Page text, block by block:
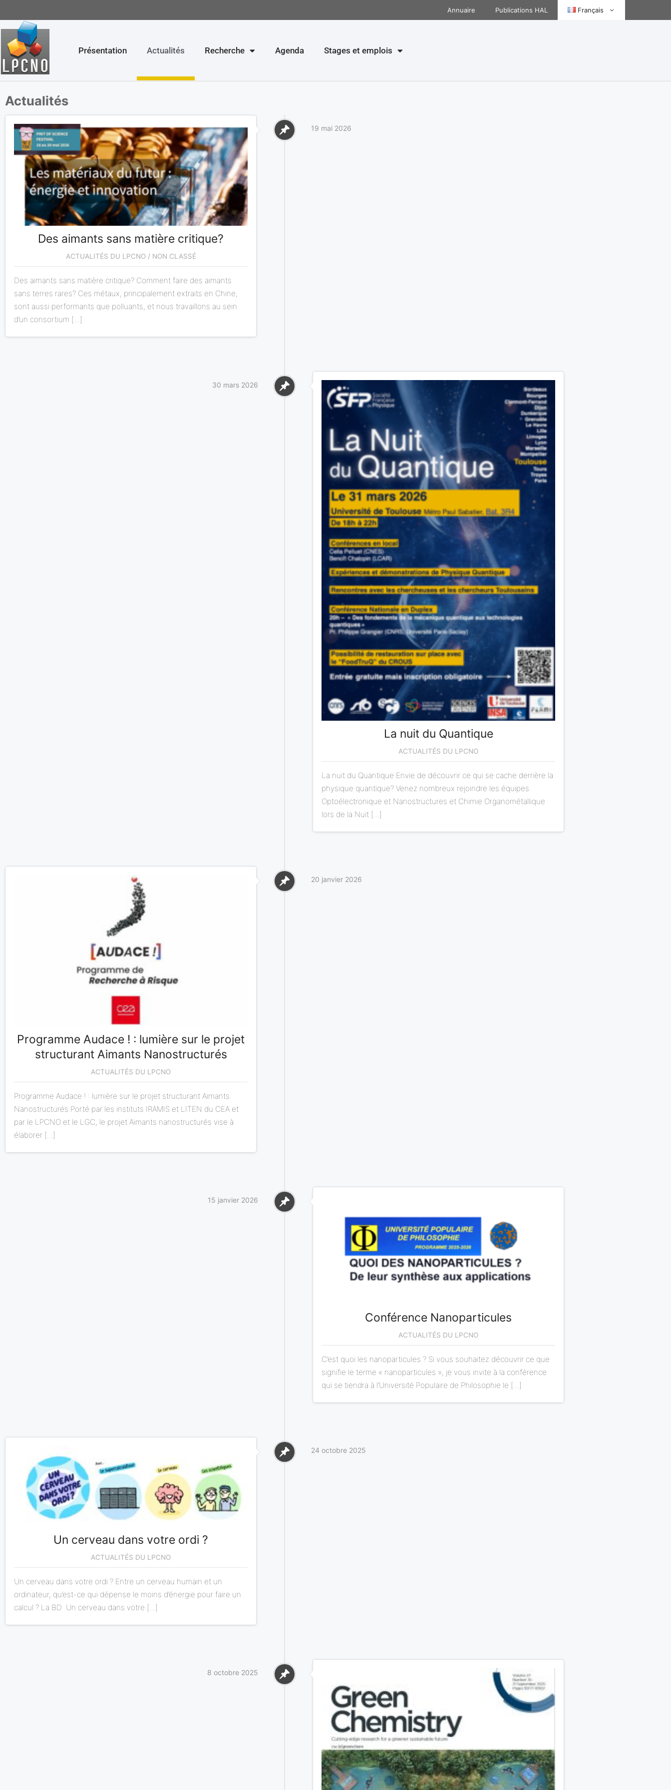
Annuaire Publications HAL Français
Présentation Actualités Recherche Agenda Stages et emplois
Actualités
Les dernières actualités du LPCNO
Actualités
Des aimants sans matière critique?
ACTUALITÉS DU LPCNO / NON CLASSÉ
Des aimants sans matière critique? Comment faire des aimants
sans terres rares? Ces métaux, principalement extraits en Chine,
sont aussi performants que polluants, et nous travaillons au sein
d’un consortium [...]
19 mai 2026
La nuit du Quantique
ACTUALITÉS DU LPCNO
La nuit du Quantique Envie de découvrir ce qui se cache derrière la
physique quantique? Venez nombreux rejoindre les équipes
Optoélectronique et Nanostructures et Chimie Organométallique
lors de la Nuit [...]
30 mars 2026
Programme Audace ! : lumière sur le projet
structurant Aimants Nanostructurés
ACTUALITÉS DU LPCNO
Programme Audace ! : lumière sur le projet structurant Aimants
Nanostructurés Porté par les instituts IRAMIS et LITEN du CEA​ et
par le LPCNO et le LGC, le projet Aimants nanostructurés vise à
élaborer [...]
20 janvier 2026
Conférence Nanoparticules
ACTUALITÉS DU LPCNO
C’est quoi les nanoparticules ? Si vous souhaitez découvrir ce que
signifie le terme « nanoparticules », je vous invite à la conférence
qui se tiendra à l’Université Populaire de Philosophie le [...]
15 janvier 2026
Un cerveau dans votre ordi ?
ACTUALITÉS DU LPCNO
Un cerveau dans votre ordi ? Entre un cerveau humain et un
ordinateur, qu’est-ce qui dépense le moins d’énergie pour faire un
calcul ? La BD Un cerveau dans votre [...]
24 octobre 2025
8 octobre 2025